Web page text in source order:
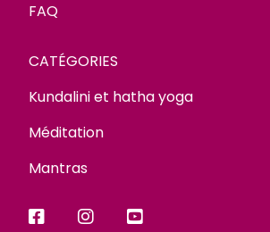
FAQ
CATÉGORIES
Kundalini et hatha yoga
Méditation
Mantras